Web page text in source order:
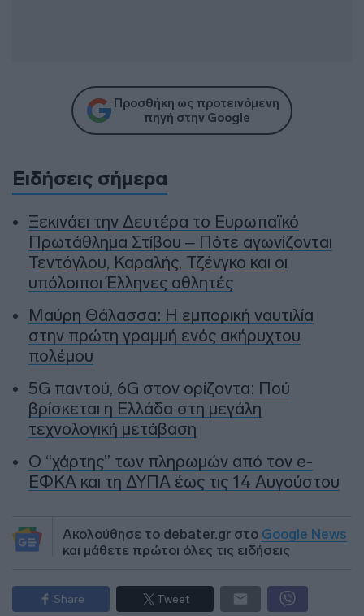
Προσθήκη ως προτεινόμενη
πηγή στην Google
Ειδήσεις σήμερα
Ξεκινάει την Δευτέρα το Ευρωπαϊκό
Πρωτάθλημα Στίβου – Πότε αγωνίζονται
Τεντόγλου, Καραλής, Τζένγκο και οι
υπόλοιποι Έλληνες αθλητές
Μαύρη Θάλασσα: Η εμπορική ναυτιλία
στην πρώτη γραμμή ενός ακήρυχτου
πολέμου
5G παντού, 6G στον ορίζοντα: Πού
βρίσκεται η Ελλάδα στη μεγάλη
τεχνολογική μετάβαση
Ο “χάρτης” των πληρωμών από τον e-
ΕΦΚΑ και τη ΔΥΠΑ έως τις 14 Αυγούστου
Ακολούθησε το debater.gr στο Google News
και μάθετε πρώτοι όλες τις ειδήσεις
Share Tweet